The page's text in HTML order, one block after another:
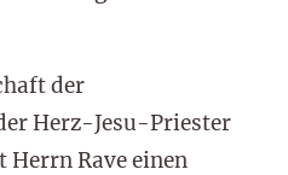
der
Herz-Jesu-Priester
Rave einen